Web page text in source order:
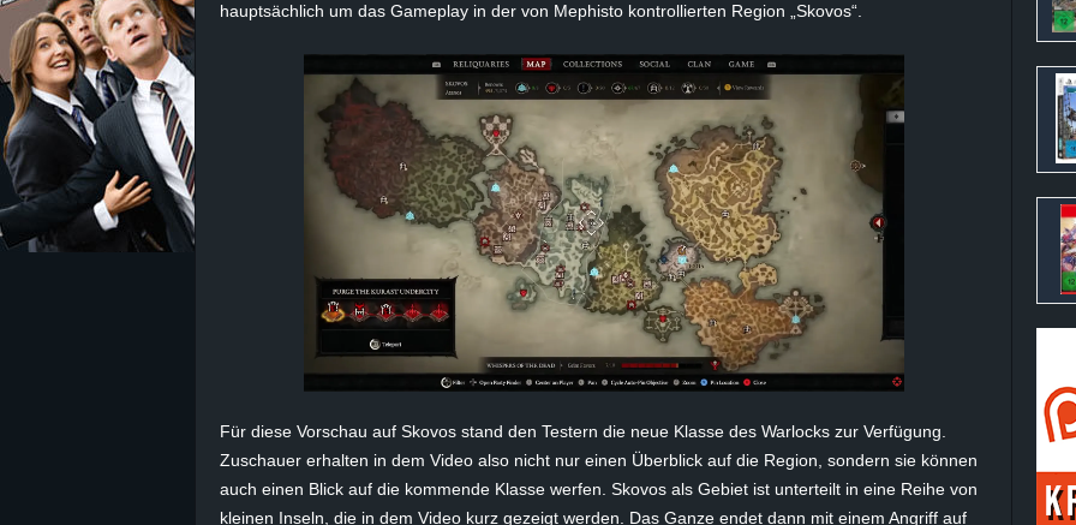
g
e
t
hauptsächlich um das Gameplay in der von Mephisto kontrollierten Region „Skovos“.
Für diese Vorschau auf Skovos stand den Testern die neue Klasse des Warlocks zur Verfügung.
Zuschauer erhalten in dem Video also nicht nur einen Überblick auf die Region, sondern sie können
auch einen Blick auf die kommende Klasse werfen. Skovos als Gebiet ist unterteilt in eine Reihe von
kleinen Inseln, die in dem Video kurz gezeigt werden. Das Ganze endet dann mit einem Angriff auf